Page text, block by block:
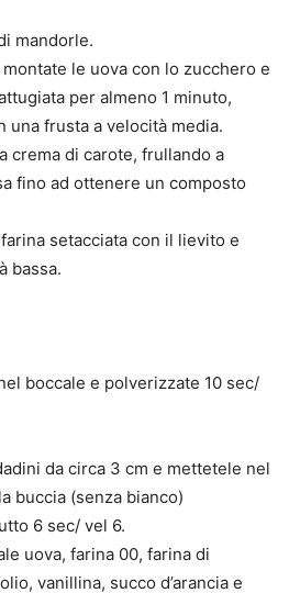
mandorle.
le uova con lo zucchero e
per almeno 1 minuto,
una frusta a velocità media.
crema di carote, frullando a
fino ad ottenere un composto
setacciata con il lievito e
bassa.
boccale e polverizzate 10 sec/
da circa 3 cm e mettetele nel
buccia (senza bianco)
6 sec/ vel 6.
uova, farina 00, farina di
vanillina, succo d’arancia e